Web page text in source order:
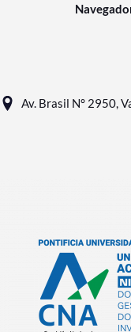
Av. Brasil N° 2950,